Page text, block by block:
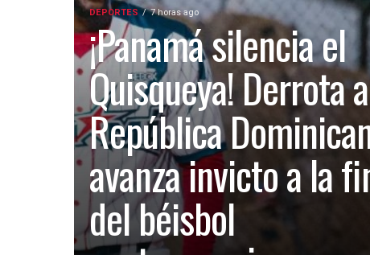
DEPORTES 7 horas ago
¡Panamá silencia el
Quisqueya! Derrota a
República
avanza invicto a la
del béisbol